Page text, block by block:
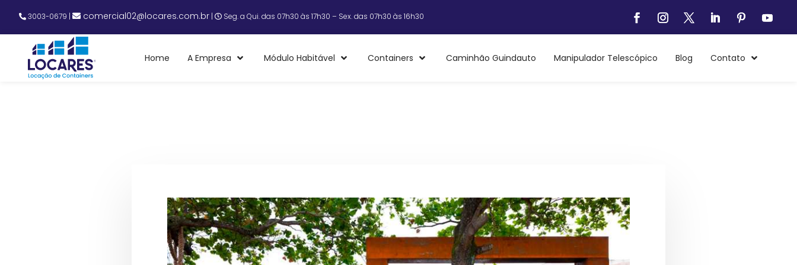
3003-0679 | comercial02@locares.com.br | Seg. a Qui. das 07h30 às 17h30 – Sex. das 07h30 às 16h30
Home A Empresa Módulo Habitável Containers Caminhão Guindauto Manipulador Telescópico Blog Contato